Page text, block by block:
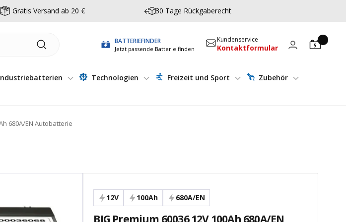
Gratis Versand ab 20 € 30 Tage Rückgaberecht
BATTERIEFINDER
Jetzt passende Batterie finden
Kundenservice
Kontaktformular
Technologien Freizeit und Sport
Zubehör
680A/EN Autobatterie
12V 100Ah 680A/EN
BIG Premium 60036 12V 100Ah 680A/EN